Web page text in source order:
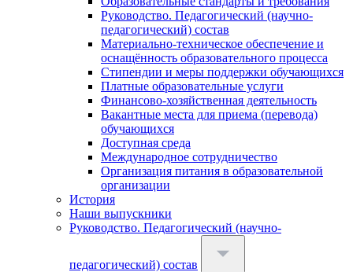
Руководство. Педагогический (научно-
педагогический) состав
Материально-техническое обеспечение и
оснащённость образовательного процесса
Стипендии и меры поддержки обучающихся
Платные образовательные услуги
Финансово-хозяйственная деятельность
Вакантные места для приема (перевода)
обучающихся
Доступная среда
Международное сотрудничество
Организация питания в образовательной
организации
История
Наши выпускники
Руководство. Педагогический (научно-
педагогический) состав